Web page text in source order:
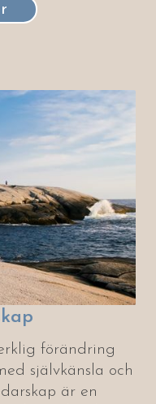
förändring
självkänsla och
är en